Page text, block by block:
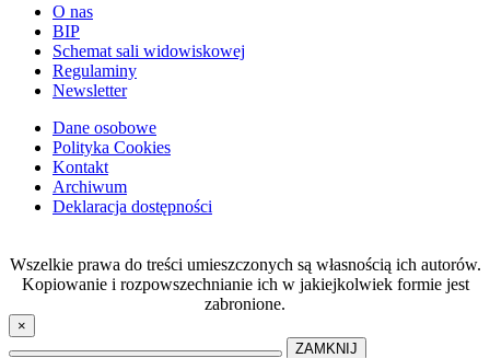
O nas
BIP
Schemat sali widowiskowej
Regulaminy
Newsletter
Dane osobowe
Polityka Cookies
Kontakt
Archiwum
Deklaracja dostępności
Wszelkie prawa do treści umieszczonych są własnością ich autorów.
Kopiowanie i rozpowszechnianie ich w jakiejkolwiek formie jest
zabronione.
×
ZAMKNIJ